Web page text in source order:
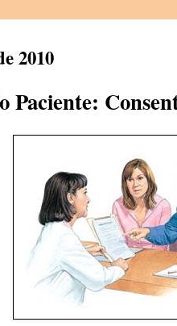
2010
Paciente: